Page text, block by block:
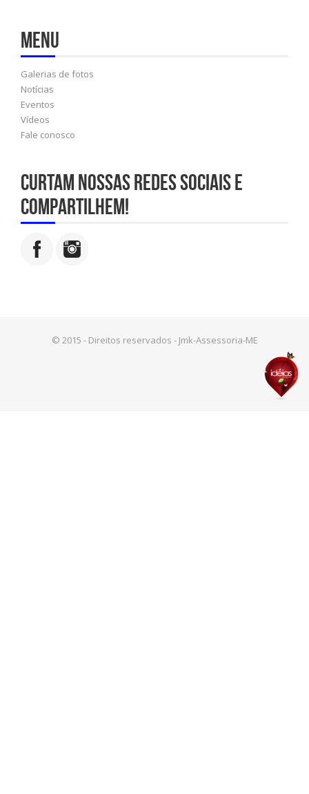
Menu
Galerias de fotos
Notícias
Eventos
Vídeos
Fale conosco
Curtam nossas redes sociais e
compartilhem!
© 2015 - Direitos reservados - Jmk-Assessoria-ME